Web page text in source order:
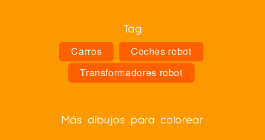
Tag
Carros
Coches robot
Transformadores robot
Más dibujos para colorear